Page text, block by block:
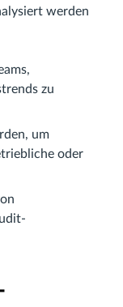
werden
zu
um
oder